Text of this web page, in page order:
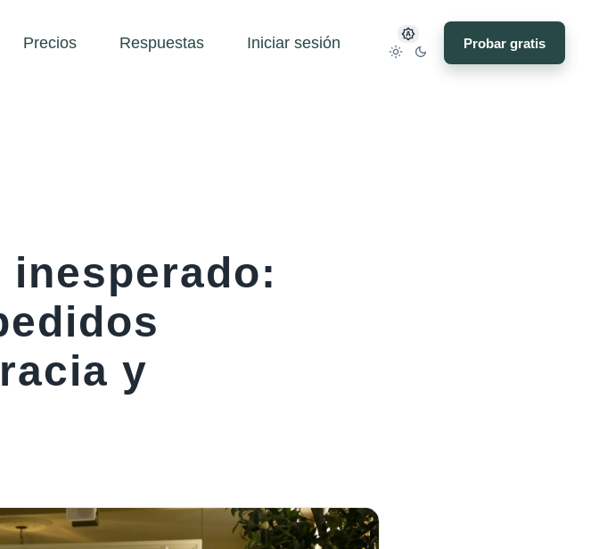
Precios Respuestas Iniciar sesión Probar gratis
y